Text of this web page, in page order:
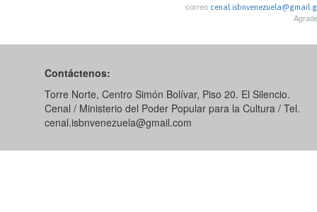
correo
Contáctenos:
Torre Norte, Centro Simón Bolívar, Piso 20. El Silencio.
Cenal / Ministerio del Poder Popular para la Cultura / Tel.
cenal.isbnvenezuela@gmail.com